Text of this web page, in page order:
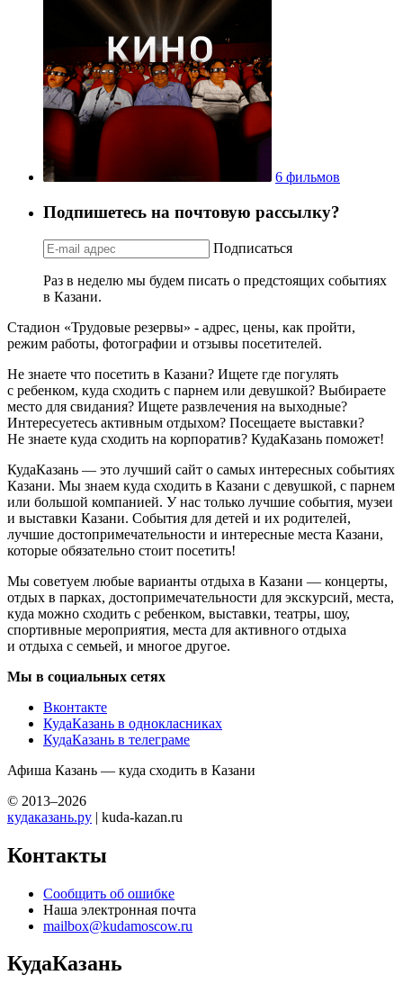
6 фильмов
Подпишетесь на почтовую рассылку?
Подписаться
Раз в неделю мы будем писать о предстоящих событиях
в Казани.
Стадион «Трудовые резервы» - адрес, цены, как пройти,
режим работы, фотографии и отзывы посетителей.
Не знаете что посетить в Казани? Ищете где погулять
с ребенком, куда сходить с парнем или девушкой? Выбираете
место для свидания? Ищете развлечения на выходные?
Интересуетесь активным отдыхом? Посещаете выставки?
Не знаете куда сходить на корпоратив? КудаКазань поможет!
КудаКазань — это лучший сайт о самых интересных событиях
Казани. Мы знаем куда сходить в Казани с девушкой, с парнем
или большой компанией. У нас только лучшие события, музеи
и выставки Казани. События для детей и их родителей,
лучшие достопримечательности и интересные места Казани,
которые обязательно стоит посетить!
Мы советуем любые варианты отдыха в Казани — концерты,
отдых в парках, достопримечательности для экскурсий, места,
куда можно сходить с ребенком, выставки, театры, шоу,
спортивные мероприятия, места для активного отдыха
и отдыха с семьей, и многое другое.
Мы в социальных сетях
Вконтакте
КудаКазань в однокласниках
КудаКазань в телеграме
Афиша Казань — куда сходить в Казани
© 2013–2026
кудаказань.ру | kuda-kazan.ru
Контакты
Сообщить об ошибке
Наша электронная почта
mailbox@kudamoscow.ru
КудаКазань